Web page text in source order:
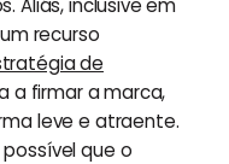
Aliás, inclusive em
recurso
de
a firmar a marca,
leve e atraente.
que o